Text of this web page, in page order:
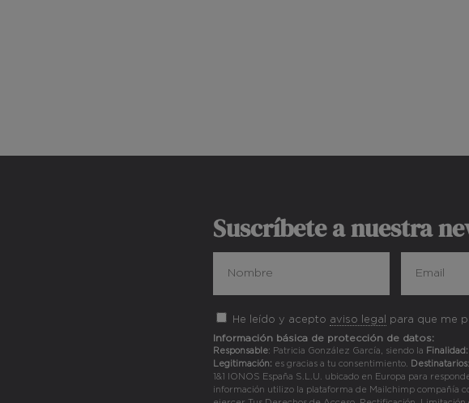
Suscríbete a nuestra
He leído y acepto aviso legal para que me
Información básica de protección de datos:
Responsable: Patricia González García, siendo la Finalidad:
Legitimación: es gracias a tu consentimiento. Destinatarios
1&1 IONOS España S.L.U. ubicado en Europa para
información utilizo la plataforma de Mailchimp compañía